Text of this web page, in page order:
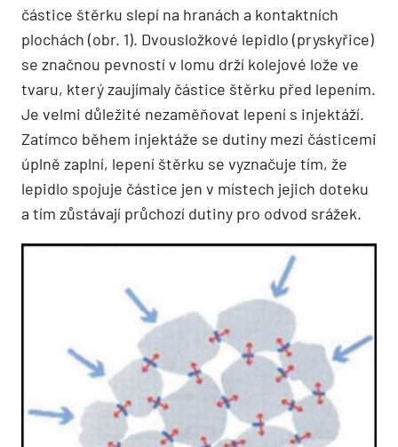
částice štěrku slepí na hranách a kontaktních
plochách (obr. 1). Dvousložkové lepidlo (pryskyřice)
se značnou pevností v lomu drží kolejové lože ve
tvaru, který zaujímaly částice štěrku před lepením.
Je velmi důležité nezaměňovat lepení s injektáží.
Zatímco během injektáže se dutiny mezi částicemi
úplně zaplní, lepení štěrku se vyznačuje tím, že
lepidlo spojuje částice jen v místech jejich doteku
a tím zůstávají průchozí dutiny pro odvod srážek.